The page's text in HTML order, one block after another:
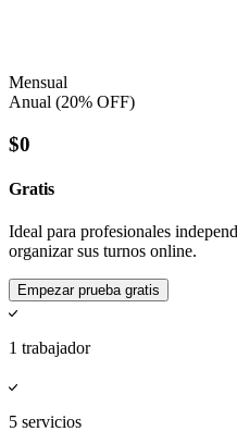
Mensual
Anual (20% OFF)
$0
Gratis
Ideal para profesionales
organizar sus turnos online.
Empezar prueba gratis
1 trabajador
5 servicios